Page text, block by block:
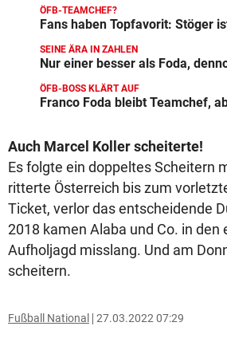
ÖFB-TEAMCHEF?
Fans haben Topfavorit: Stöger
SEINE ÄRA IN ZAHLEN
Nur einer besser als Foda,
ÖFB-BOSS KLÄRT AUF
Franco Foda bleibt Teamchef,
Auch Marcel Koller scheiterte!
Es folgte ein doppeltes Scheitern
ritterte Österreich bis zum
Ticket, verlor das entscheidende
2018 kamen Alaba und Co. in
Aufholjagd misslang. Und am
scheitern.
Fußball National 27.03.2022 07:29